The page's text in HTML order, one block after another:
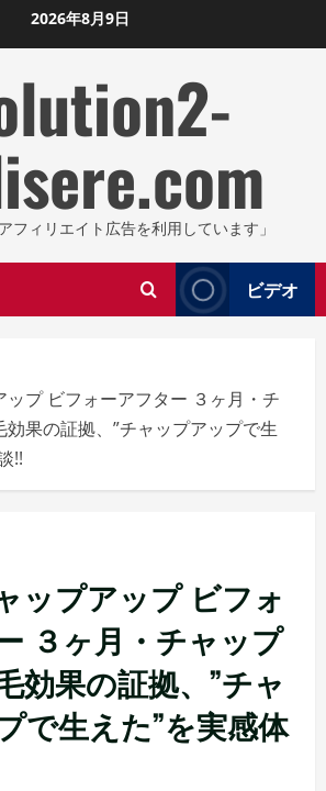
2026年8月9日
フィリエイト広告を利用しています」
ビデオ
プ ビフォーアフター ３ヶ月・チ
効果の証拠、”チャップアップで生
!!
ップアップ ビフォ
３ヶ月・チャップ
効果の証拠、”チャ
で生えた”を実感体